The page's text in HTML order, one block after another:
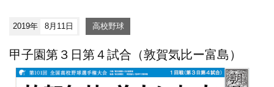
2019年 8月11日 高校野球
甲子園第３日第４試合（敦賀気比ー富島）